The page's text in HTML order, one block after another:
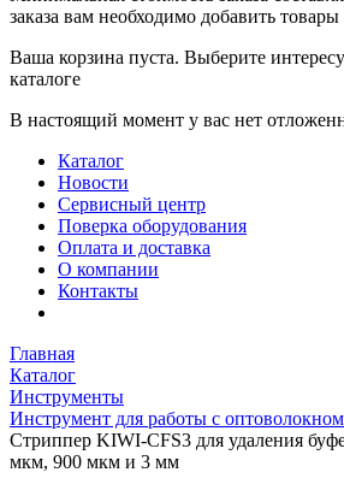
заказа вам необходимо добавить
Ваша корзина пуста. Выберите
каталоге
В настоящий момент у вас нет
Каталог
Новости
Сервисный центр
Поверка оборудования
Оплата и доставка
О компании
Контакты
Главная
Каталог
Инструменты
Инструмент для работы с оптоволокном
Стриппер KIWI-CFS3 для удаления
мкм, 900 мкм и 3 мм